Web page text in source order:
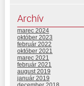
Archív
marec 2024
október 2023
február 2022
október 2021
marec 2021
február 2021
august 2019
január 2019